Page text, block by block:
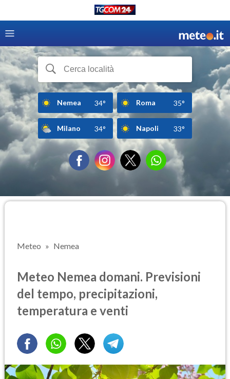
Nemea 34° Roma 35°
Milano 34° Napoli 33°
Meteo Nemea
Meteo Nemea domani. Previsioni
del tempo, precipitazioni,
temperatura e venti